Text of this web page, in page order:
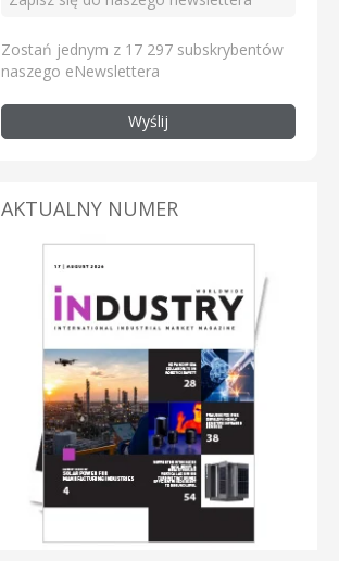
Zostań jednym z 17 297 subskrybentów
naszego eNewslettera
Wyślij
AKTUALNY NUMER